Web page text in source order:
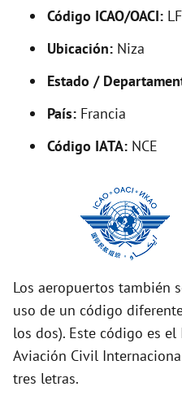
Código ICAO/OACI:
Ubicación: Niza
Estado /
País: Francia
Código IATA: NCE
Los aeropuertos también
uso de un código
los dos). Este código es
Aviación Civil
tres letras.